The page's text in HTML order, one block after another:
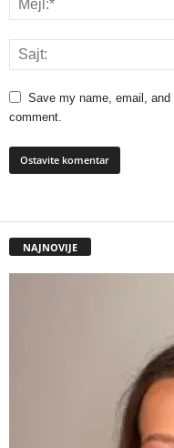
Save my name, email,
comment.
NAJNOVIJE